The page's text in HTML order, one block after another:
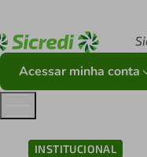
Acessar minha conta
INSTITUCIONAL